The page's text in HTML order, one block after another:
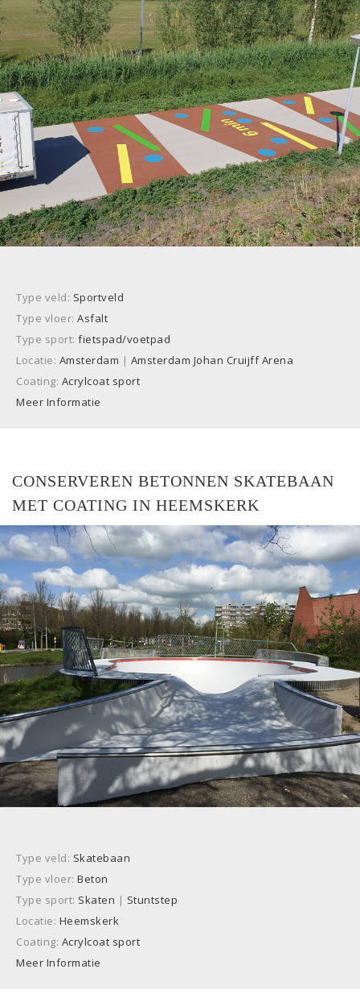
Type veld: Sportveld
Type vloer: Asfalt
Type sport: fietspad/voetpad
Locatie: Amsterdam | Amsterdam Johan Cruijff Arena
Coating: Acrylcoat sport
Meer Informatie
CONSERVEREN BETONNEN SKATEBAAN
MET COATING IN HEEMSKERK
Type veld: Skatebaan
Type vloer: Beton
Type sport: Skaten | Stuntstep
Locatie: Heemskerk
Coating: Acrylcoat sport
Meer Informatie